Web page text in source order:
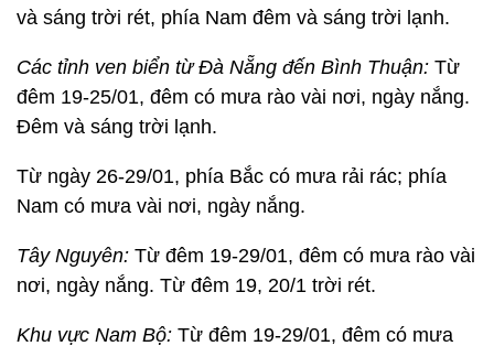
và sáng trời rét, phía Nam đêm và sáng trời lạnh.
Các tỉnh ven biển từ Đà Nẵng đến Bình Thuận: Từ
đêm 19-25/01, đêm có mưa rào vài nơi, ngày nắng.
Đêm và sáng trời lạnh.
Từ ngày 26-29/01, phía Bắc có mưa rải rác; phía
Nam có mưa vài nơi, ngày nắng.
Tây Nguyên: Từ đêm 19-29/01, đêm có mưa rào vài
nơi, ngày nắng. Từ đêm 19, 20/1 trời rét.
Khu vực Nam Bộ: Từ đêm 19-29/01, đêm có mưa